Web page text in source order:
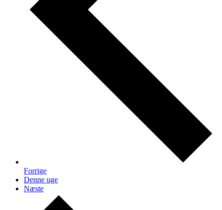
Forrige
Denne uge
Næste